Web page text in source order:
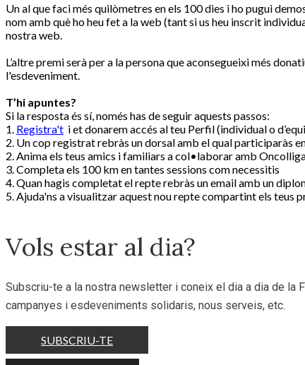
Un al que faci més quilòmetres en els 100 dies i ho pugui
nom amb què ho heu fet a la web (tant si us heu inscrit
nostra web.
L’altre premi serà per a la persona que aconsegueixi més
l'esdeveniment.
T’hi apuntes?
Si la resposta és sí, només has de seguir aquests passos:
1. Registra't i et donarem accés al teu Perfil (individual o
2. Un cop registrat rebràs un dorsal amb el qual participaràs
2. Anima els teus amics i familiars a col•laborar amb
3. Completa els 100 km en tantes sessions com necessitis
4. Quan hagis completat el repte rebràs un email amb un
5. Ajuda'ns a visualitzar aquest nou repte compartint els
Vols estar al dia?
Subscriu-te a la nostra newsletter i coneix el dia a dia de la
campanyes i esdeveniments solidaris, nous serveis, etc.
SUBSCRIU-TE